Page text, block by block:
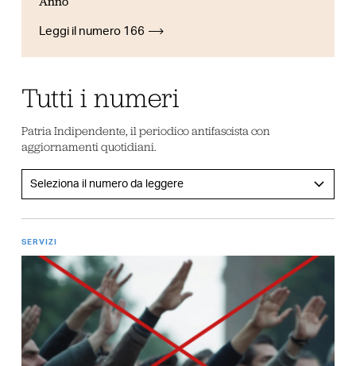
Leggi il numero 166
Tutti i numeri
Patria Indipendente, il periodico antifascista con
aggiornamenti quotidiani.
SERVIZI